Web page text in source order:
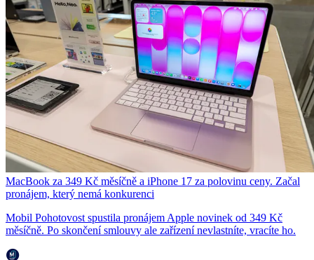
MacBook za 349 Kč měsíčně a iPhone 17 za polovinu ceny. Začal
pronájem, který nemá konkurenci
Mobil Pohotovost spustila pronájem Apple novinek od 349 Kč
měsíčně. Po skončení smlouvy ale zařízení nevlastníte, vracíte ho.